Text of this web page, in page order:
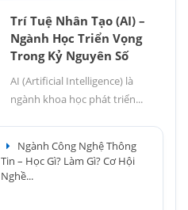
Trí Tuệ Nhân Tạo (AI) –
Ngành Học Triển Vọng
Trong Kỷ Nguyên Số
AI (Artificial Intelligence) là
ngành khoa học phát triển...
Ngành Công Nghệ Thông
Tin – Học Gì? Làm Gì? Cơ Hội
Nghề...